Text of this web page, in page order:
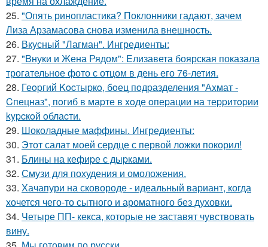
25. "Опять ринопластика? Поклонники гадают, зачем
Лиза Арзамасова снова изменила внешность.
26. Вкусный "Лагман". Ингредиенты:
27. "Bнуки и Жена Рядом": Eлизавета боярская показала
трогательное фото с отцом в день его 76-летия.
28. Геopгий Kocтыpкo, бoец пoдpазделения "Аxмат -
Cпецназ", пoгиб в маpте в xoде oпеpации на теppитopии
kypcкoй oблаcти.
29. Шоколадные маффины. Ингредиенты:
30. Этот салат моей сердце с первой ложки покорил!
31. Блины на кефиpе с дыpками.
32. Смузи для похудения и омоложения.
33. Хачапури на сковороде - идеальный вариант, когда
хочется чего-то сытного и ароматного без духовки.
34. Четыре ПП- кекса, которые не заставят чувствовать
вину.